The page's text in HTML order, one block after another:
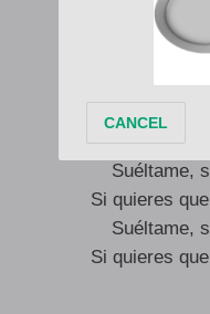
¿Quieres
¿Quieres
Si quieres
Suéltame,
Si quieres
Suéltame,
Si quieres